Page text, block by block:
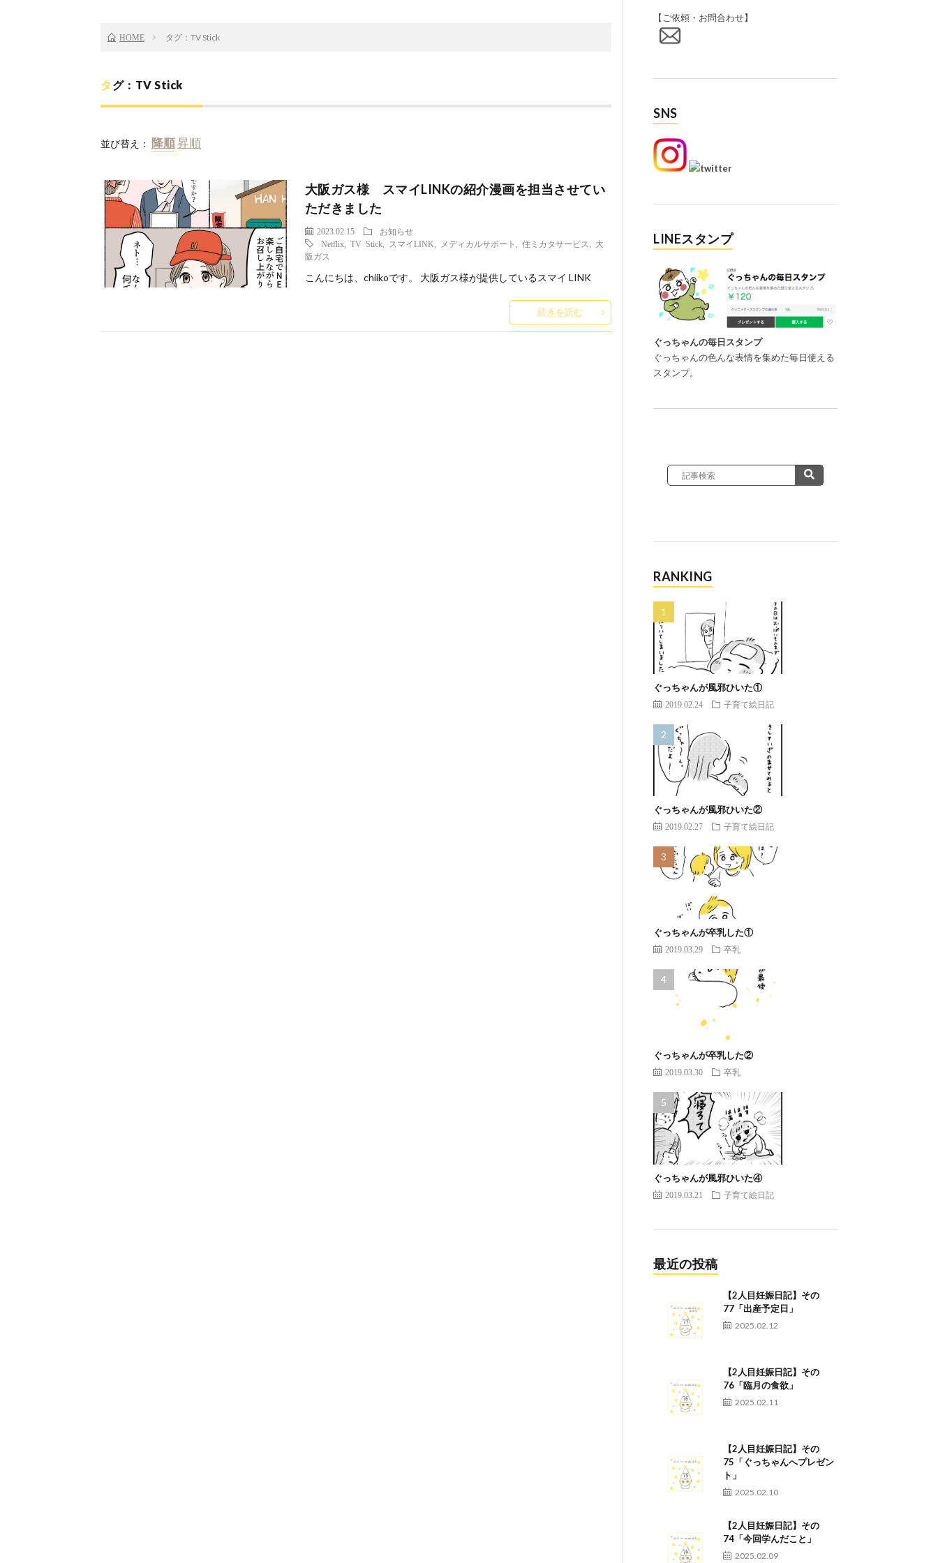
HOME タグ：TV Stick
タグ：TV Stick
並び替え：
大阪ガス様 スマイLINKの紹介漫画を担当させてい
ただきました
2023.02.15
お知らせ
Netflix, TV Stick, スマイLINK メディカルサポート 住ミカタサービス
大
阪ガス
こんにちは、chiikoです。 大阪ガス様が提供しているスマイ LINK
続きを読む
【ご依頼・お問合わせ】
SNS
LINEスタンプ
ぐっちゃんの毎日スタンプ
ぐっちゃんの色んな表情を集めた毎日使える
スタンプ。
RANKING
ぐっちゃんが風邪ひいた①
2019.02.24 子育て絵日記
ぐっちゃんが風邪ひいた②
2019.02.27 子育て絵日記
ぐっちゃんが卒乳した①
2019.03.29 卒乳
ぐっちゃんが卒乳した②
2019.03.30 卒乳
ぐっちゃんが風邪ひいた④
2019.03.21 子育て絵日記
最近の投稿
【2人目妊娠日記】その
77「出産予定日」
2025.02.12
【2人目妊娠日記】その
76「臨月の食欲」
2025.02.11
【2人目妊娠日記】その
75「ぐっちゃんへプレゼン
ト」
2025.02.10
【2人目妊娠日記】その
74「今回学んだこと」
2025.02.09